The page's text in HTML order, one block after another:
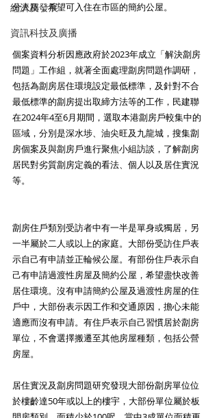
經濟及發展
資訊科技及廣播
分人稱，希望可入住在市區的簡約公屋。
個案資料分析因應政府於2023年成立「解決劏房
問題」工作組，就著全面處理劏房問題作調研，
包括為劏房居住環境設定最低標準，及針對不合
最低標準的劏房提出取締方法等的工作，民建聯
在2024年4至6月期間，選取本港劏房戶較集中的
區域，分別是深水埗、油尖旺及九龍城，搜集劏
房個案及與劏房戶進行聚焦小組訪談，了解劏房
居民對劣質劏房定義的看法、個人以及居住實況
等。
劏房住戶類別受訪者中有一半是單身或獨居，另
一半屬於二人或以上的家庭。大部份受訪住戶表
示自己有申請並正輪候公屋。有部份住戶表示自
己有申請過渡性房屋及簡約公屋，希望盡快改善
居住環境。沒有申請簡約公屋及過渡性房屋的住
戶中，大部份表示因工作和交通原因，擔心未能
適應而沒有申請。有住戶表示自己習慣居於劏房
單位，不會選擇搬遷至其他房屋種類，包括公營
房屋。
居住實況及劏房問題研究發現大部份劏房單位位
於樓齡達50年或以上的樓宇，大部份單位屬於板